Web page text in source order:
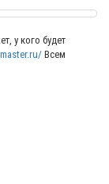
у кого будет
Всем